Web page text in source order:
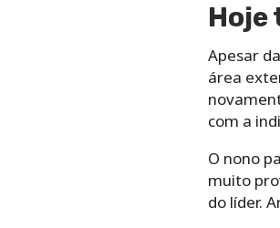
Hoje
Apesar
área
com a
O nono
muito
do líder.